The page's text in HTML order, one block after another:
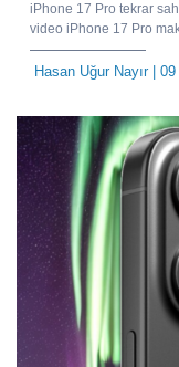
iPhone 17 Pro tekrar
video iPhone 17 Pro
Hasan Uğur Nayır| 09